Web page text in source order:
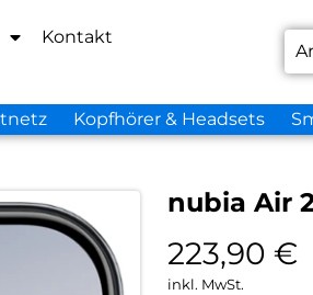
Kontakt
Kopfhörer & Headsets
nubia Air
223,90 €
inkl. MwSt.